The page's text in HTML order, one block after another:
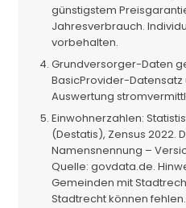
günstigstem
Jahresverbrauch.
vorbehalten.
Grundversorger-Daten
BasicProvider-
Auswertung
Einwohnerzahlen:
(Destatis), Zensus 2022.
Namensnennung –
Quelle: govdata.de.
Gemeinden mit
Stadtrecht können fehlen.